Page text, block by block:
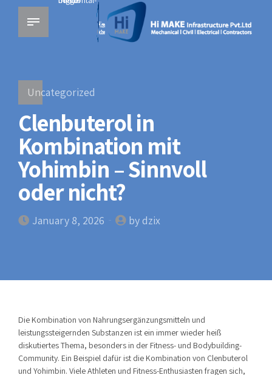
Uncategorized
Clenbuterol in
Kombination mit
Yohimbin – Sinnvoll
oder nicht?
January 8, 2026 by dzix
Die Kombination von Nahrungsergänzungsmitteln und
leistungssteigernden Substanzen ist ein immer wieder heiß
diskutiertes Thema, besonders in der Fitness- und Bodybuilding-
Community. Ein Beispiel dafür ist die Kombination von Clenbuterol
und Yohimbin. Viele Athleten und Fitness-Enthusiasten fragen sich,